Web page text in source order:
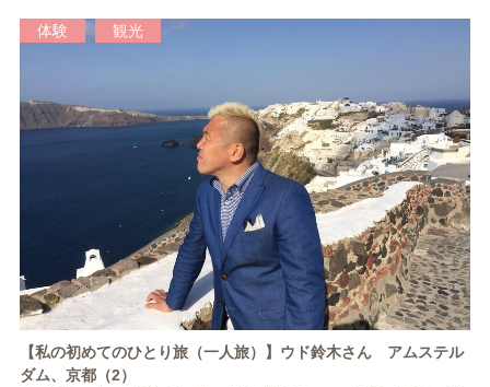
体験 観光
【私の初めてのひとり旅（一人旅）】ウド鈴木さん アムステル
ダム、京都（2）